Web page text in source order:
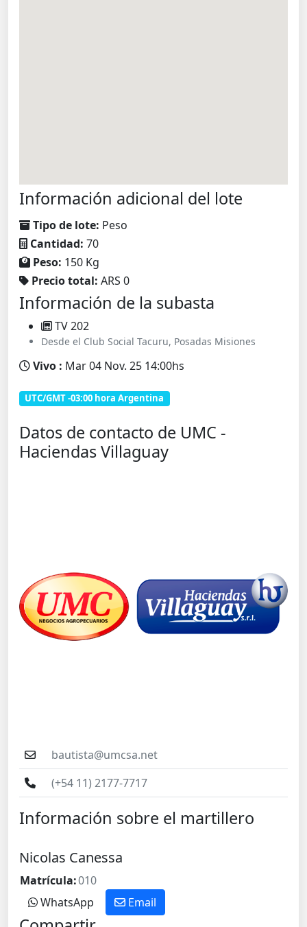
Información adicional del lote
Tipo de lote: Peso
Cantidad: 70
Peso: 150 Kg
Precio total: ARS 0
Información de la subasta
TV 202
Desde el Club Social Tacuru, Posadas Misiones
Vivo : Mar 04 Nov. 25 14:00hs
UTC/GMT -03:00 hora Argentina
Datos de contacto de UMC -
Haciendas Villaguay
bautista@umcsa.net
(+54 11) 2177-7717
Información sobre el martillero
Nicolas Canessa
Matrícula:010
WhatsApp
Email